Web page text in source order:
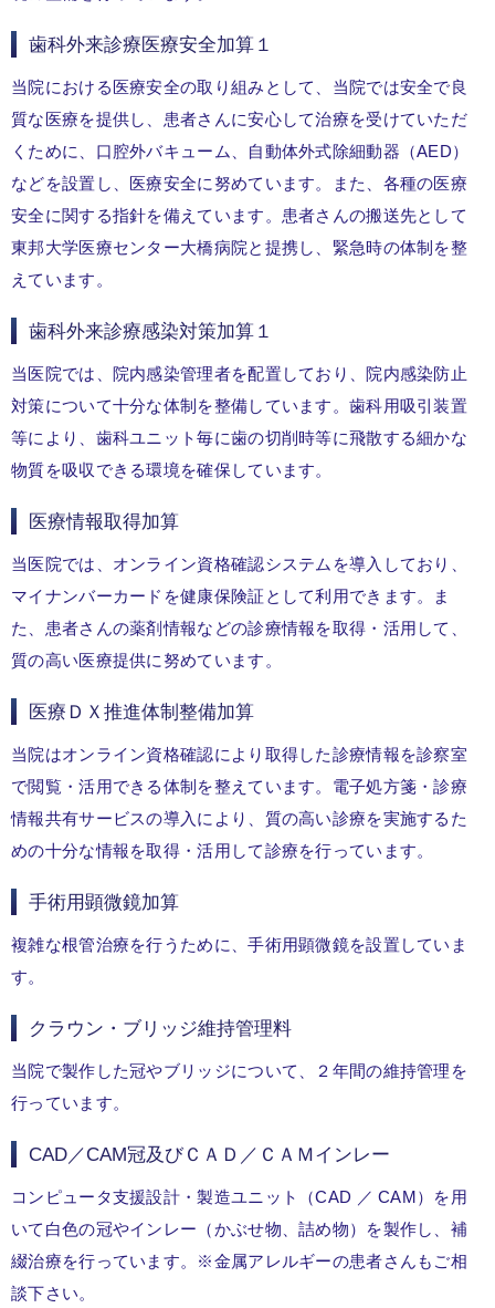
歯科外来診療医療安全加算１
当院における医療安全の取り組みとして、当院では安全で良
質な医療を提供し、患者さんに安心して治療を受けていただ
くために、口腔外バキューム、自動体外式除細動器（AED）
などを設置し、医療安全に努めています。また、各種の医療
安全に関する指針を備えています。患者さんの搬送先として
東邦大学医療センター大橋病院と提携し、緊急時の体制を整
えています。
歯科外来診療感染対策加算１
当医院では、院内感染管理者を配置しており、院内感染防止
対策について十分な体制を整備しています。歯科用吸引装置
等により、歯科ユニット毎に歯の切削時等に飛散する細かな
物質を吸収できる環境を確保しています。
医療情報取得加算
当医院では、オンライン資格確認システムを導入しており、
マイナンバーカードを健康保険証として利用できます。ま
た、患者さんの薬剤情報などの診療情報を取得・活用して、
質の高い医療提供に努めています。
医療ＤＸ推進体制整備加算
当院はオンライン資格確認により取得した診療情報を診察室
で閲覧・活用できる体制を整えています。電子処方箋・診療
情報共有サービスの導入により、質の高い診療を実施するた
めの十分な情報を取得・活用して診療を行っています。
手術用顕微鏡加算
複雑な根管治療を行うために、手術用顕微鏡を設置していま
す。
クラウン・ブリッジ維持管理料
当院で製作した冠やブリッジについて、２年間の維持管理を
行っています。
CAD／CAM冠及びＣＡＤ／ＣＡＭインレー
コンピュータ支援設計・製造ユニット（CAD ／ CAM）を用
いて白色の冠やインレー（かぶせ物、詰め物）を製作し、補
綴治療を行っています。※金属アレルギーの患者さんもご相
談下さい。